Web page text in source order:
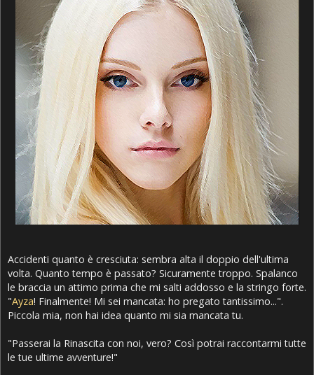
Accidenti quanto è cresciuta: sembra alta il doppio dell'ultima
volta. Quanto tempo è passato? Sicuramente troppo. Spalanco
le braccia un attimo prima che mi salti addosso e la stringo forte.
"Ayza! Finalmente! Mi sei mancata: ho pregato tantissimo...".
Piccola mia, non hai idea quanto mi sia mancata tu.
"Passerai la Rinascita con noi, vero? Così potrai raccontarmi tutte
le tue ultime avventure!"